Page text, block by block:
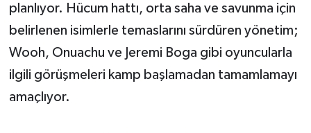
planlıyor. Hücum hattı, orta saha ve savunma için
belirlenen isimlerle temaslarını sürdüren yönetim;
Wooh, Onuachu ve Jeremi Boga gibi oyuncularla
ilgili görüşmeleri kamp başlamadan tamamlamayı
amaçlıyor.